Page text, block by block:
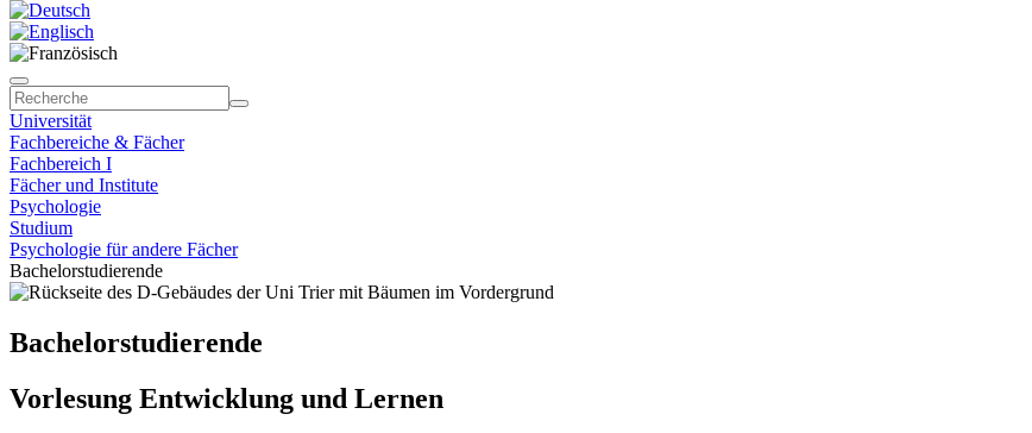
Universität
Fachbereiche & Fächer
Fachbereich I
Fächer und Institute
Psychologie
Studium
Psychologie für andere Fächer
Bachelorstudierende
Bachelorstudierende
Vorlesung Entwicklung und Lernen